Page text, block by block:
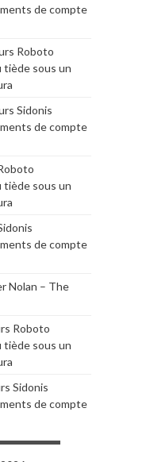
de compte
Roboto
tiède sous un
Sidonis
de compte
tiède sous un
de compte
Nolan – The
Roboto
tiède sous un
Sidonis
de compte